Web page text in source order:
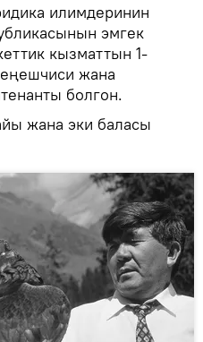
илимдеринин
эмгек
кызматтын 1-
жана
болгон.
жана эки баласы